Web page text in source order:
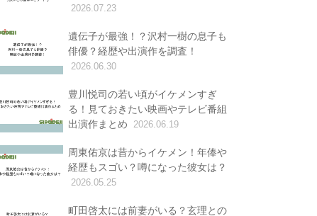
2026.07.23
遺伝子が最強！？沢村一樹の息子も
俳優？経歴や出演作を調査！
2026.06.30
豊川悦司の若い頃がイケメンすぎ
る！見ておきたい映画やテレビ番組
出演作まとめ
2026.06.19
周東佑京は昔からイケメン！年俸や
経歴もスゴい？噂になった彼女は？
2026.05.25
町田啓太には前妻がいる？玄理との